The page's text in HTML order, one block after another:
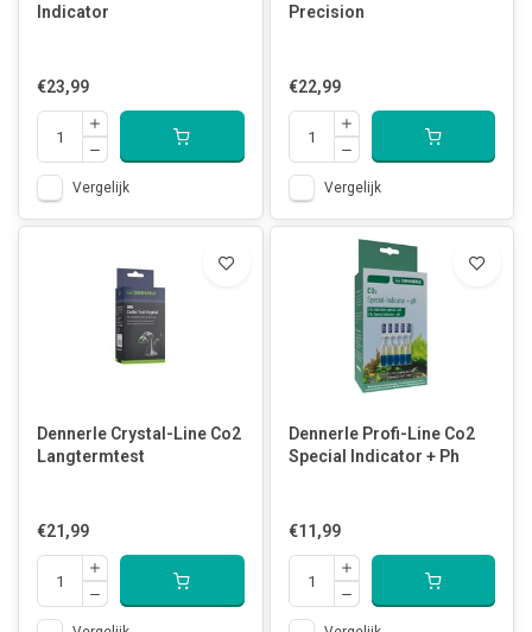
Indicator
€23,99
Vergelijk
Precision
€22,99
Vergelijk
Dennerle Crystal-Line Co2
Langtermtest
€21,99
Dennerle Profi-Line Co2
Special Indicator + Ph
€11,99